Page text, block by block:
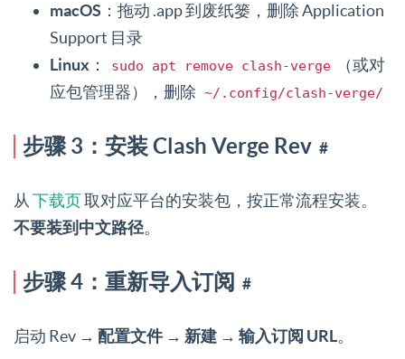
macOS ：拖动 .app 到废纸篓，删除 Application
Support 目录
Linux ： sudo apt remove clash-verge
（或对
应包管理器），删除 ~/.config/clash-verge/
步骤 3：安装 Clash Verge Rev #
从 下载页取对应平台的安装包，按正常流程安装。
不要装到中文路径。
步骤 4：重新导入订阅 #
启动 Rev → 配置文件 → 新建 → 输入订阅 URL。